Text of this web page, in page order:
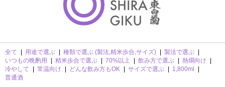
全て 用途で選ぶ 種類で選ぶ (製法,精米歩合,サイズ) 製法で選ぶ
いつもの晩酌用
精米歩合で選ぶ 70%以上 飲み方で選ぶ 熱燗向け
冷やして
常温向け どんな飲み方もOK サイズで選ぶ 1,800ml
普通酒